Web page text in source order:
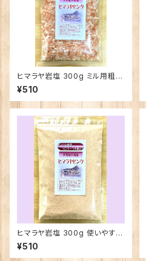
ヒマラヤ岩塩 300g ミル用粗粒
3〜5mmタイプ
¥510
ヒマラヤ岩塩 300g 使いやすい
粉末タイプ
¥510